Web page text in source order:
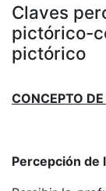
Claves
pictórico-
pictórico
CONCEPTO
Percepción de